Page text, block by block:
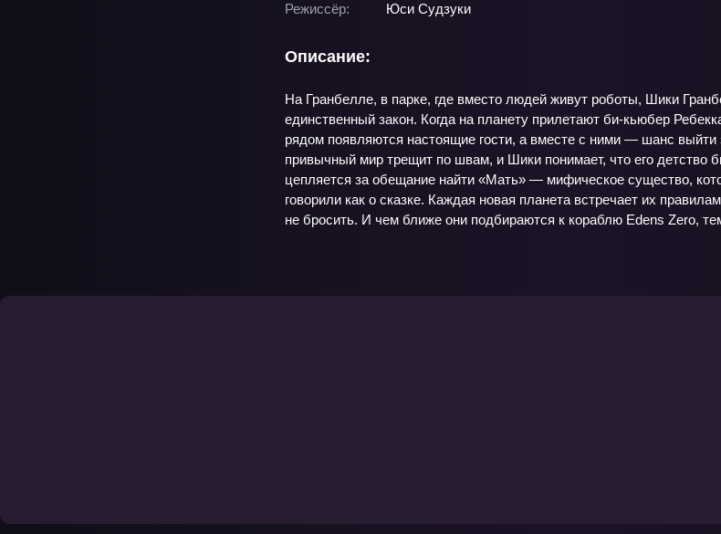
Режиссёр:
Юси Судзуки
Описание:
На Гранбелле, в парке, где вместо людей живут роботы, Шики
единственный закон. Когда на планету прилетают би‑кьюбер
рядом появляются настоящие гости, а вместе с ними — шанс выйти
привычный мир трещит по швам, и Шики понимает, что его детство
цепляется за обещание найти «Мать» — мифическое существо,
говорили как о сказке. Каждая новая планета встречает их
не бросить. И чем ближе они подбираются к кораблю Edens Zero,